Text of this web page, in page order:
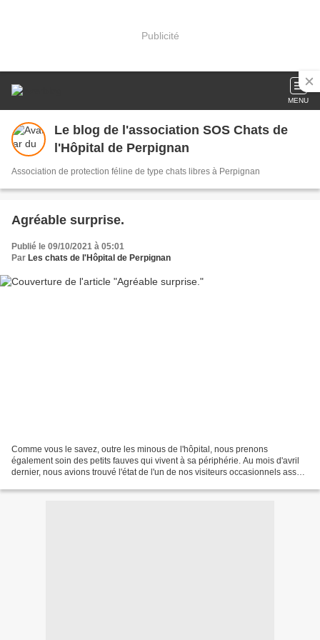
Publicité
MENU
Le blog de l'association SOS Chats de
l'Hôpital de Perpignan
Association de protection féline de type chats libres à Perpignan
Agréable surprise.
Publié le 09/10/2021 à 05:01
Par Les chats de l'Hôpital de Perpignan
Comme vous le savez, outre les minous de l'hôpital, nous prenons
également soin des petits fauves qui vivent à sa périphérie. Au mois d'avril
dernier, nous avions trouvé l'état de l'un de nos visiteurs occasionnels assez